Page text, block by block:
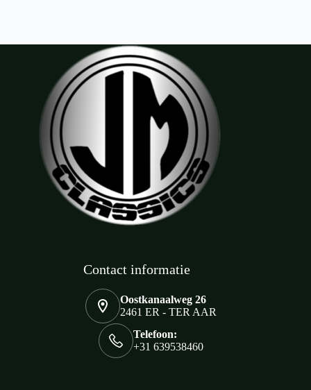
Contact informatie
Oostkanaalweg 26
2461 ER - TER AAR
Telefoon:
+31 639538460